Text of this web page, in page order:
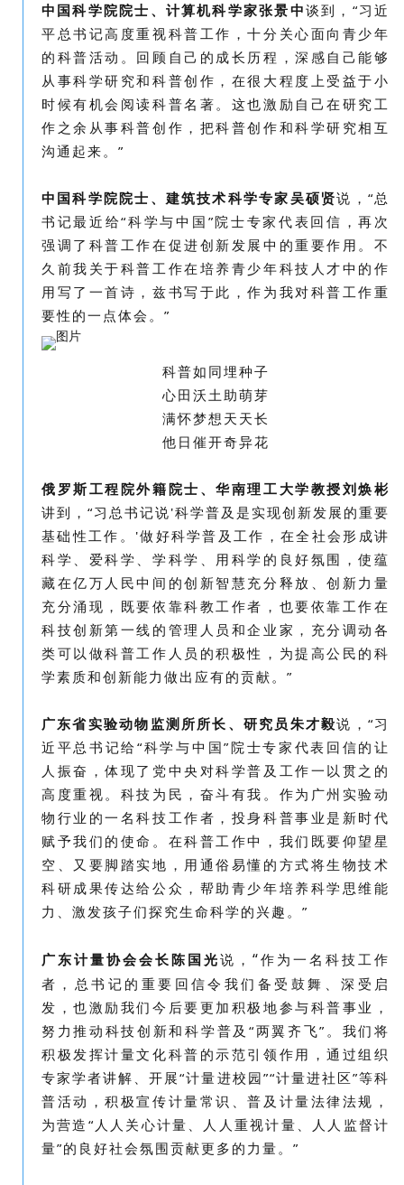
中国科学院院士、计算机科学家张景中谈到，“习近
平总书记高度重视科普工作，十分关心面向青少年
的科普活动。回顾自己的成长历程，深感自己能够
从事科学研究和科普创作，在很大程度上受益于小
时候有机会阅读科普名著。这也激励自己在研究工
作之余从事科普创作，把科普创作和科学研究相互
沟通起来。”
中国科学院院士、建筑技术科学专家吴硕贤说，“总
书记最近给“科学与中国”院士专家代表回信，再次
强调了科普工作在促进创新发展中的重要作用。不
久前我关于科普工作在培养青少年科技人才中的作
用写了一首诗，兹书写于此，作为我对科普工作重
要性的一点体会。”
科普如同埋种子
心田沃土助萌芽
满怀梦想天天长
他日催开奇异花
俄罗斯工程院外籍院士、华南理工大学教授刘焕彬
讲到，“习总书记说'科学普及是实现创新发展的重要
基础性工作。'做好科学普及工作，在全社会形成讲
科学、爱科学、学科学、用科学的良好氛围，使蕴
藏在亿万人民中间的创新智慧充分释放、创新力量
充分涌现，既要依靠科教工作者，也要依靠工作在
科技创新第一线的管理人员和企业家，充分调动各
类可以做科普工作人员的积极性，为提高公民的科
学素质和创新能力做出应有的贡献。”
广东省实验动物监测所所长、研究员朱才毅说，“习
近平总书记给“科学与中国”院士专家代表回信的让
人振奋，体现了党中央对科学普及工作一以贯之的
高度重视。科技为民，奋斗有我。作为广州实验动
物行业的一名科技工作者，投身科普事业是新时代
赋予我们的使命。在科普工作中，我们既要仰望星
空、又要脚踏实地，用通俗易懂的方式将生物技术
科研成果传达给公众，帮助青少年培养科学思维能
力、激发孩子们探究生命科学的兴趣。”
广东计量协会会长陈国光说， “作为一名科技工作
者，总书记的重要回信令我们备受鼓舞、深受启
发，也激励我们今后要更加积极地参与科普事业，
努力推动科技创新和科学普及“两翼齐飞”。我们将
积极发挥计量文化科普的示范引领作用，通过组织
专家学者讲解、开展“计量进校园”“计量进社区”等科
普活动，积极宣传计量常识、普及计量法律法规，
为营造“人人关心计量、人人重视计量、人人监督计
量”的良好社会氛围贡献更多的力量。”